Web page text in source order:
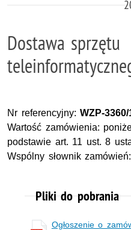
Dostawa sprzętu
Nr referencyjny:WZP-3360/
Wartość zamówienia:
podstawie art. 11 ust. 8
Wspólny słownik
Pliki do pobrania
Ogłoszenie o